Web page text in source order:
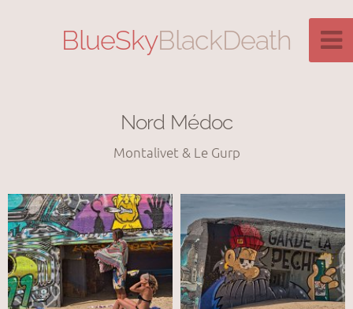
BlueSkyBlackDeath
Nord Médoc
Montalivet & Le Gurp